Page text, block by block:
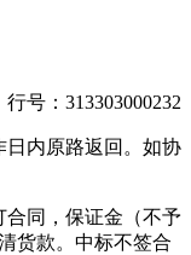
号：313303000232
日内原路返回。如协
合同，保证金（不予
货款。中标不签合